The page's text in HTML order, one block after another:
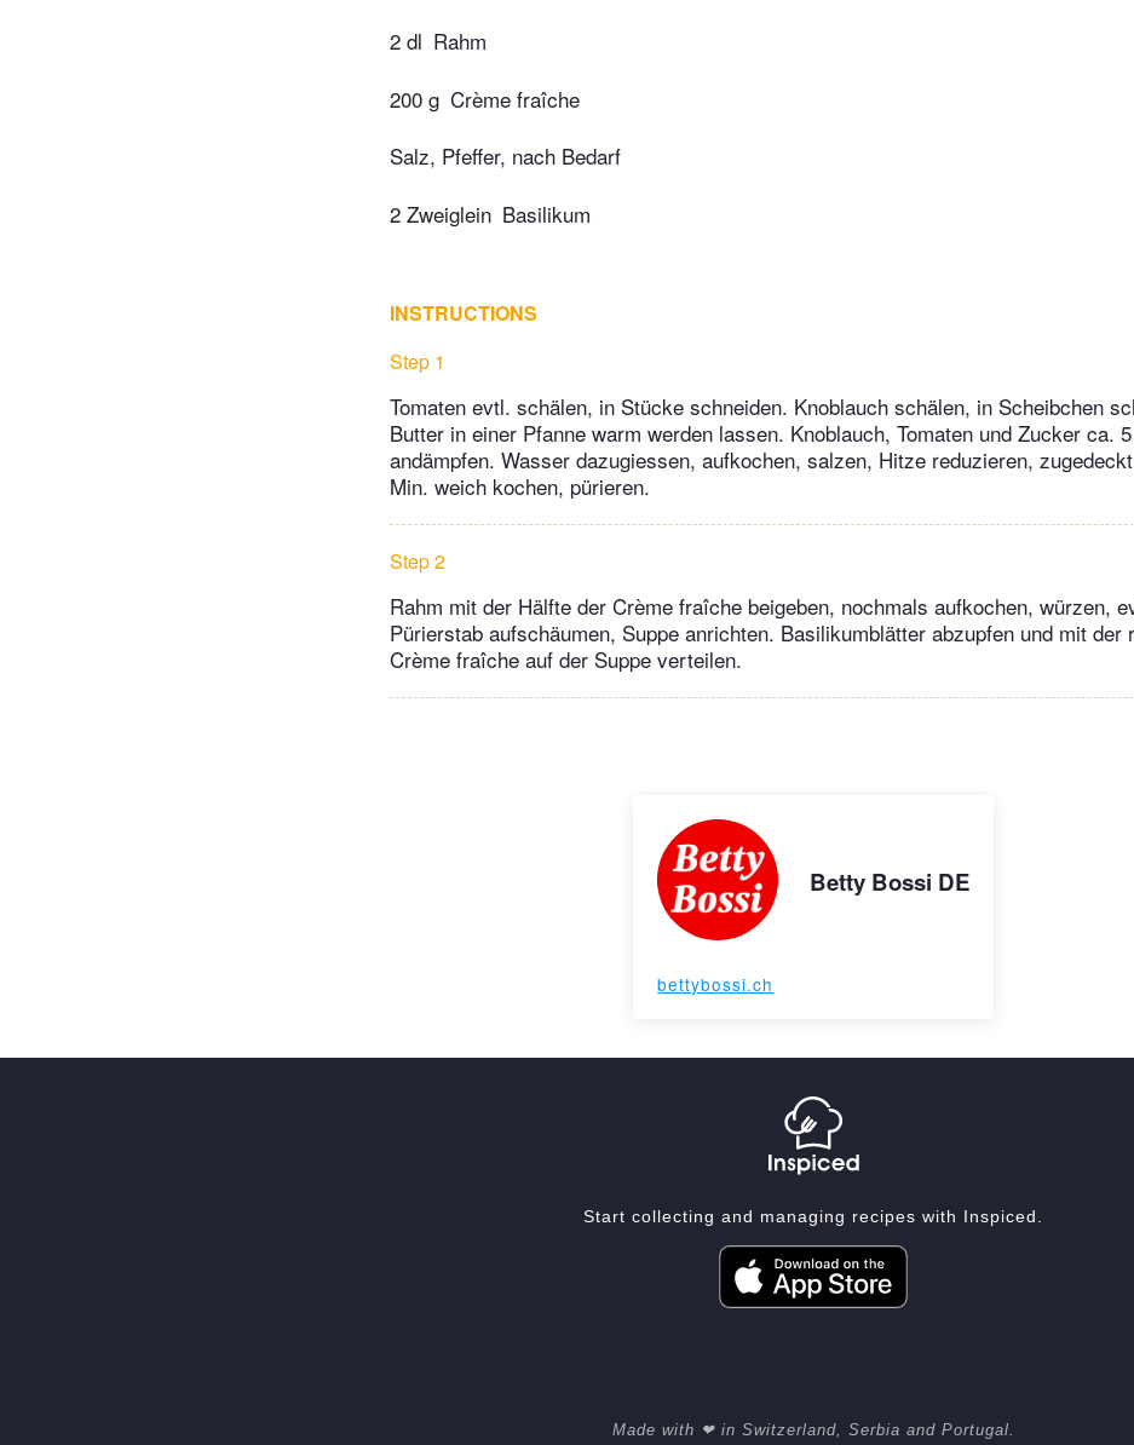
2 dl Rahm
200 g Crème fraîche
Salz, Pfeffer, nach Bedarf
2 Zweiglein Basilikum
INSTRUCTIONS
Step 1
Tomaten evtl. schälen, in Stücke schneiden. Knoblauch schälen, in Scheibchen
Butter in einer Pfanne warm werden lassen. Knoblauch, Tomaten und Zucker ca.
andämpfen. Wasser dazugiessen, aufkochen, salzen, Hitze reduzieren,
Min. weich kochen, pürieren.
Step 2
Rahm mit der Hälfte der Crème fraîche beigeben, nochmals aufkochen, würzen,
Pürierstab aufschäumen, Suppe anrichten. Basilikumblätter abzupfen und mit der
Crème fraîche auf der Suppe verteilen.
Betty Bossi DE
bettybossi.ch
Start collecting and managing recipes with Inspiced.
Made with ❤ in Switzerland, Serbia and Portugal.